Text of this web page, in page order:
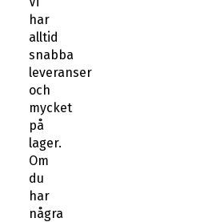
har
alltid
snabba
leveranser
och
mycket
på
lager.
Om
du
har
några